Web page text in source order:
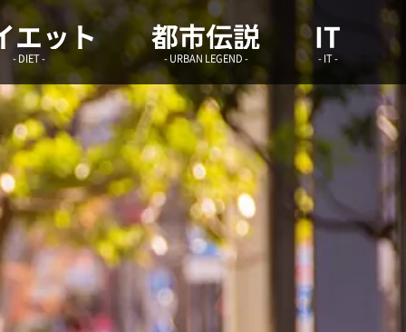
！ 雑学infoまとめ.site
エット
- DIET -
都市伝説
- URBAN LEGEND -
IT
- IT -